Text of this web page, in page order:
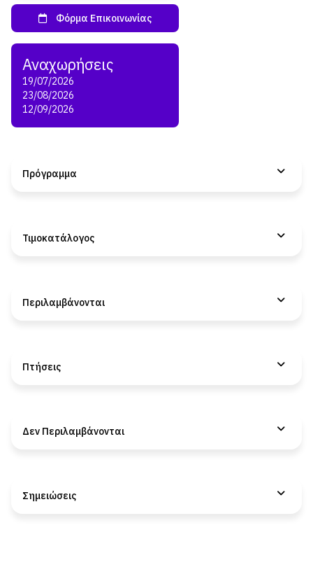
19/07/2026
23/08/2026
12/09/2026
Πρόγραμμα
Τιμοκατάλογος
Περιλαμβάνονται
Πτήσεις
Δεν Περιλαμβάνονται
Σημειώσεις